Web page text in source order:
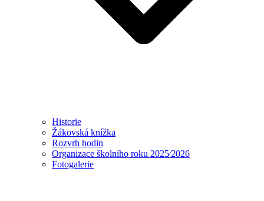
Historie
Žákovská knížka
Rozvrh hodin
Organizace školního roku 2025⁄2026
Fotogalerie